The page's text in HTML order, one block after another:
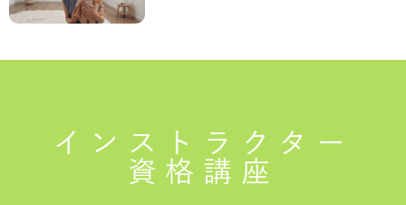
インストラクター
資格講座